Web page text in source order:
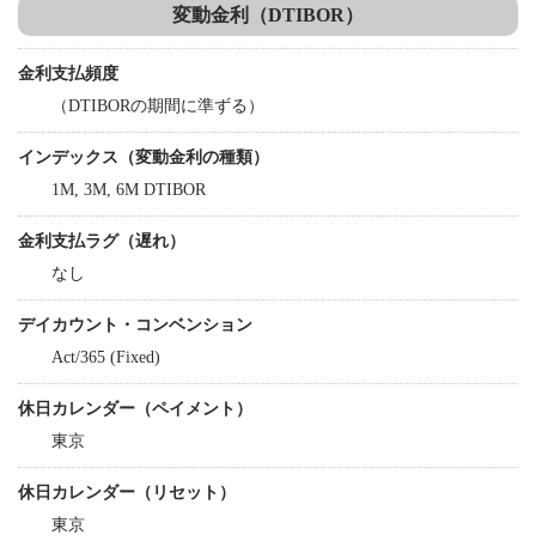
変動金利（DTIBOR）
金利支払頻度
（DTIBORの期間に準ずる）
インデックス（変動金利の種類）
1M, 3M, 6M DTIBOR
金利支払ラグ（遅れ）
なし
デイカウント・コンベンション
Act/365 (Fixed)
休日カレンダー（ペイメント）
東京
休日カレンダー（リセット）
東京